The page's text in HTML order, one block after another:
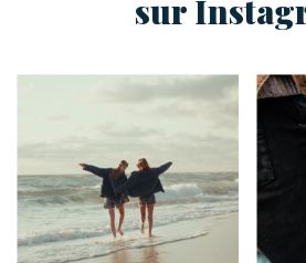
sur